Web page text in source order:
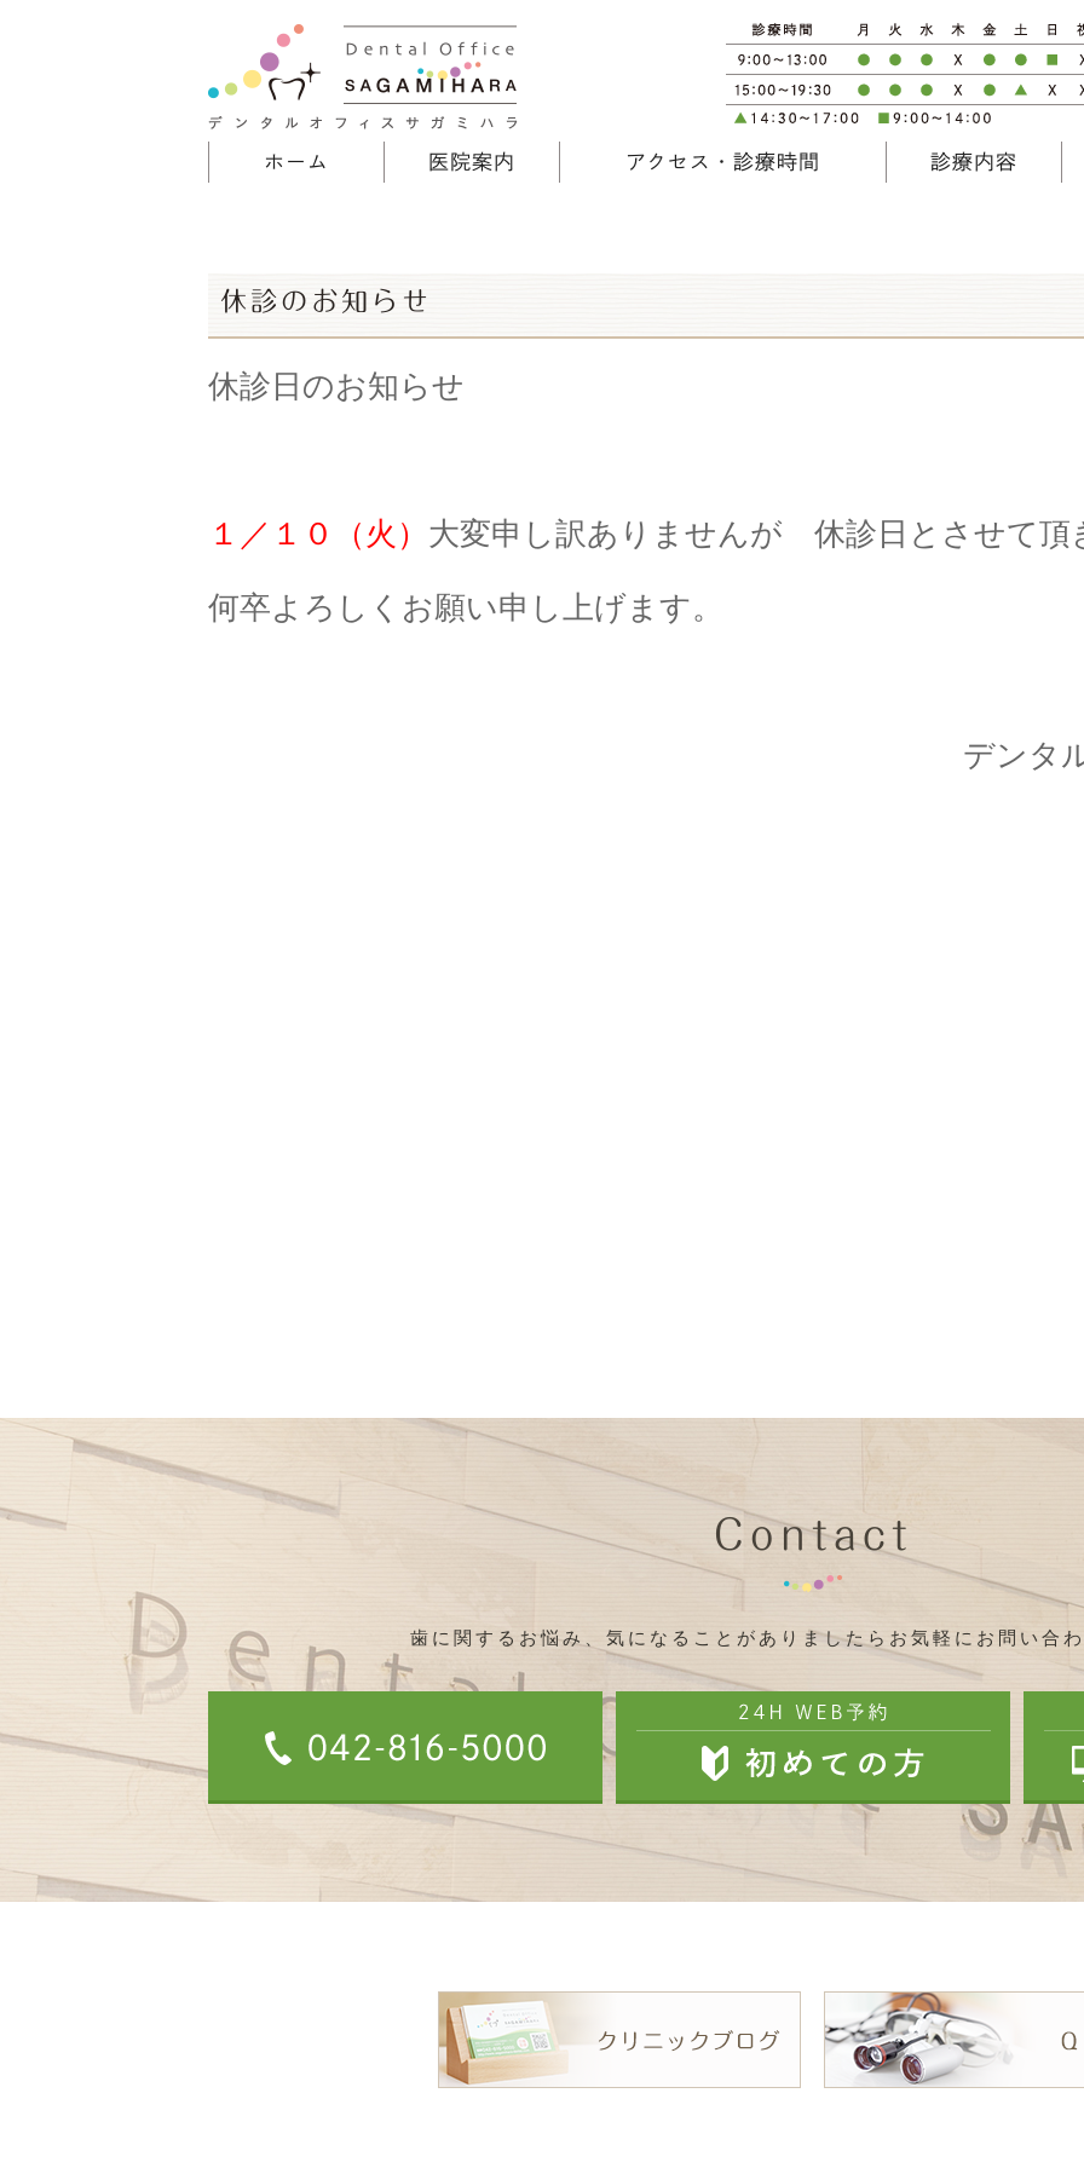
ホーム 医院案内 アクセス・診療時間 診療内容
休診のお知らせ
休診日のお知らせ
１／１０（火） 大変申し訳ありませんが 休診日とさせて頂
何卒よろしくお願い申し上げます。
デンタルオフィス
Contact
歯に関するお悩み、気になることがありましたらお気軽にお問い合